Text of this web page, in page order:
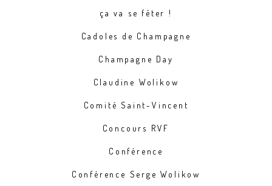
ça va se fêter !
Cadoles de Champagne
Champagne Day
Claudine Wolikow
Comité Saint-Vincent
Concours RVF
Conférence
Conférence Serge Wolikow